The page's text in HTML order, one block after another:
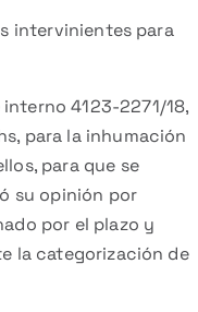
intervinientes para
4123-2271/18,
para la inhumación
para que se
su opinión por
por el plazo y
la categorización de